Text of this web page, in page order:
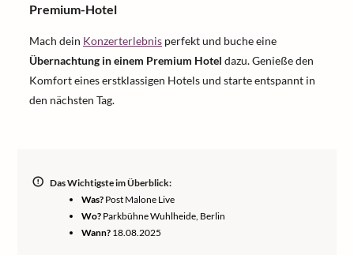
Premium-Hotel
Mach dein Konzerterlebnis perfekt und buche eine
Übernachtung in einem Premium Hotel dazu. Genieße den
Komfort eines erstklassigen Hotels und starte entspannt in
den nächsten Tag.
Das Wichtigste im Überblick:
Was? Post Malone Live
Wo? Parkbühne Wuhlheide, Berlin
Wann? 18.08.2025